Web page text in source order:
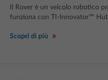
Il Rover è un veicolo robotico
funziona con TI-Innovator™
Scopri di più